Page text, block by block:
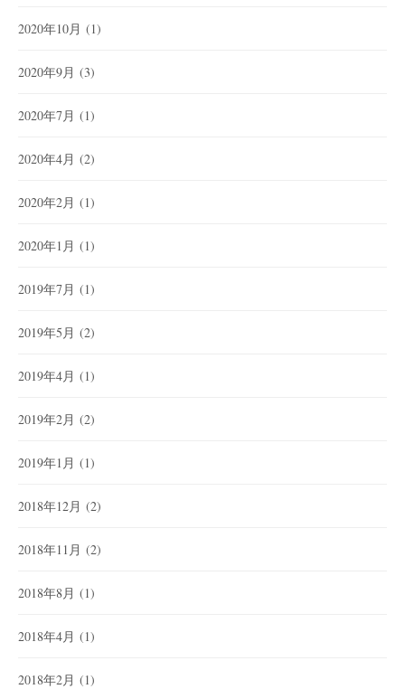
2020年10月 (1)
2020年9月 (3)
2020年7月 (1)
2020年4月 (2)
2020年2月 (1)
2020年1月 (1)
2019年7月 (1)
2019年5月 (2)
2019年4月 (1)
2019年2月 (2)
2019年1月 (1)
2018年12月 (2)
2018年11月 (2)
2018年8月 (1)
2018年4月 (1)
2018年2月 (1)